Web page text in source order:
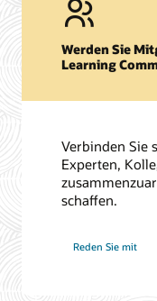
Werden Sie
Learning
Verbinden Sie
Experten,
schaffen.
Reden Sie mit